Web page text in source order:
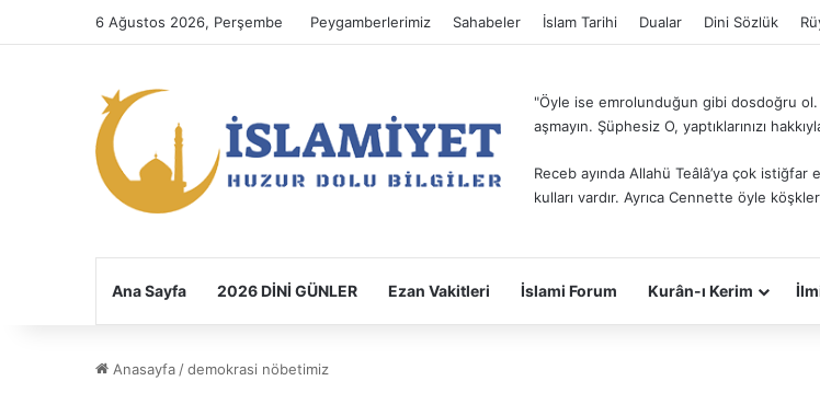
6 Ağustos 2026, Perşembe Peygamberlerimiz Sahabeler İslam Tarihi Dualar Dini Sözlük
"Öyle ise emrolunduğun gibi dosdoğru
aşmayın. Şüphesiz O, yaptıklarınızı
Receb ayında Allahü Teâlâ’ya çok
kulları vardır. Ayrıca Cennette öyle
Ana Sayfa 2026 DİNİ GÜNLER Ezan Vakitleri İslami Forum Kurân-ı Kerim
Anasayfa /demokrasi nöbetimiz